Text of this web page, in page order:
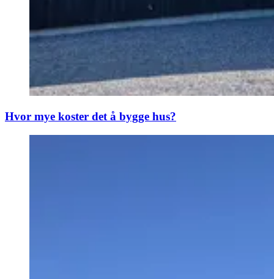
Hvor mye koster det å bygge hus?